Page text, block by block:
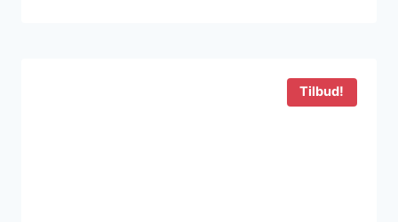
Tilbud!